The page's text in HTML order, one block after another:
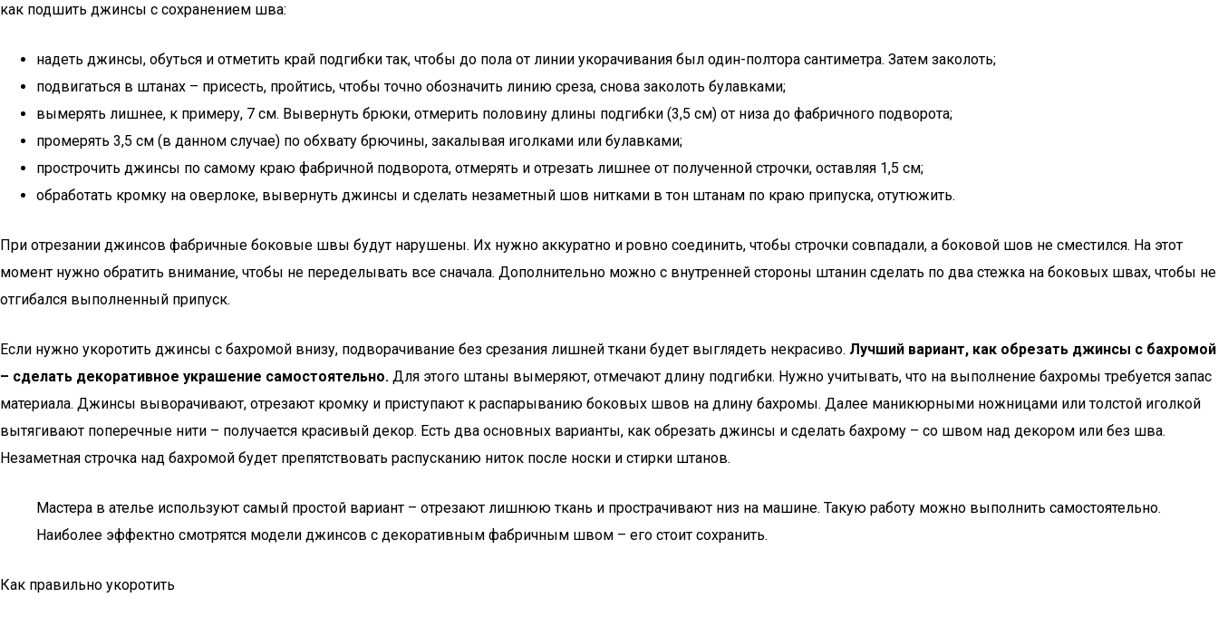
как подшить джинсы с сохранением шва:
надеть джинсы, обуться и отметить край подгибки так, чтобы до пола от линии укорачивания был один-полтора сантиметра. Затем заколоть;
подвигаться в штанах – присесть, пройтись, чтобы точно обозначить линию среза, снова заколоть булавками;
вымерять лишнее, к примеру, 7 см. Вывернуть брюки, отмерить половину длины подгибки (3,5 см) от низа до фабричного подворота;
промерять 3,5 см (в данном случае) по обхвату брючины, закалывая иголками или булавками;
прострочить джинсы по самому краю фабричной подворота, отмерять и отрезать лишнее от полученной строчки, оставляя 1,5 см;
обработать кромку на оверлоке, вывернуть джинсы и сделать незаметный шов нитками в тон штанам по краю припуска, отутюжить.
При отрезании джинсов фабричные боковые швы будут нарушены. Их нужно аккуратно и ровно соединить, чтобы строчки совпадали, а боковой шов не сместился. На этот
момент нужно обратить внимание, чтобы не переделывать все сначала. Дополнительно можно с внутренней стороны штанин сделать по два стежка на боковых швах, чтобы не
отгибался выполненный припуск.
Если нужно укоротить джинсы с бахромой внизу, подворачивание без срезания лишней ткани будет выглядеть некрасиво. Лучший вариант, как обрезать джинсы с бахромой
– сделать декоративное украшение самостоятельно. Для этого штаны вымеряют, отмечают длину подгибки. Нужно учитывать, что на выполнение бахромы требуется запас
материала. Джинсы выворачивают, отрезают кромку и приступают к распарыванию боковых швов на длину бахромы. Далее маникюрными ножницами или толстой иголкой
вытягивают поперечные нити – получается красивый декор. Есть два основных варианты, как обрезать джинсы и сделать бахрому – со швом над декором или без шва.
Незаметная строчка над бахромой будет препятствовать распусканию ниток после носки и стирки штанов.
Мастера в ателье используют самый простой вариант – отрезают лишнюю ткань и прострачивают низ на машине. Такую работу можно выполнить самостоятельно.
Наиболее эффектно смотрятся модели джинсов с декоративным фабричным швом – его стоит сохранить.
Как правильно укоротить